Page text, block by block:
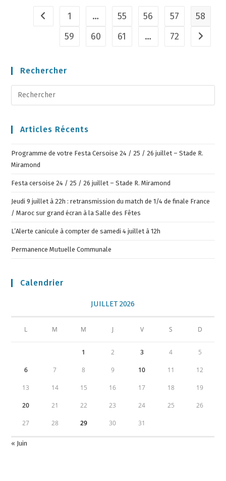
1 … 55 56 57
58
59
60 61 … 72
Rechercher
Articles Récents
Programme de votre Festa Cersoise 24 / 25 / 26 juillet – Stade R.
Miramond
Festa cersoise 24 / 25 / 26 juillet – Stade R. Miramond
Jeudi 9 juillet à 22h : retransmission du match de 1/4 de finale France
/ Maroc sur grand écran à la Salle des Fêtes
L’Alerte canicule à compter de samedi 4 juillet à 12h
Permanence Mutuelle Communale
Calendrier
JUILLET 2026
L M M J V S D
1 2 3 4 5
6 7 8 9 10 11 12
13 14 15 16 17 18 19
20 21 22 23 24 25 26
27 28 29 30 31
« Juin